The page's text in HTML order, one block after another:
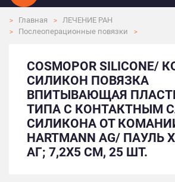
Главная
ЛЕЧЕНИЕ РАН
Послеоперационные повязки
COSMOPOR
СИЛИКОН ПОВЯЗКА
ВПИТЫВАЮЩАЯ
ТИПА С КОНТАКТНЫМ
СИЛИКОНА ОТ
HARTMANN AG/
АГ; 7,2Х5 СМ, 25 ШТ.